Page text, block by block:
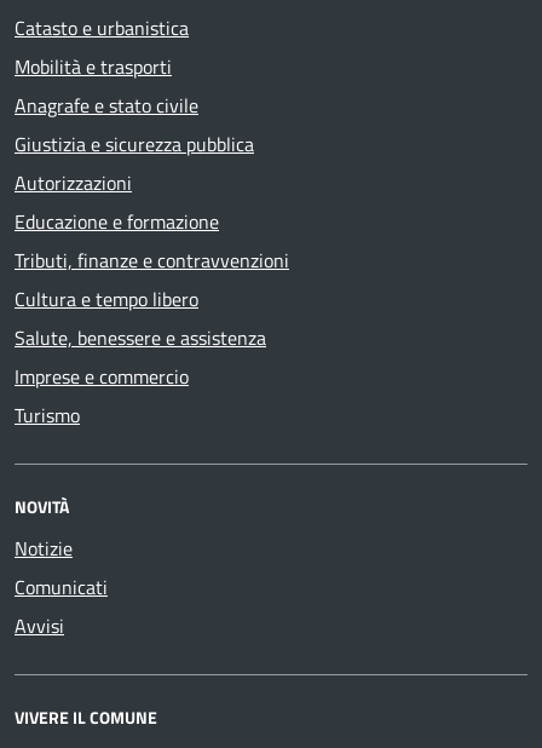
Catasto e urbanistica
Mobilità e trasporti
Anagrafe e stato civile
Giustizia e sicurezza pubblica
Autorizzazioni
Educazione e formazione
Tributi, finanze e contravvenzioni
Cultura e tempo libero
Salute, benessere e assistenza
Imprese e commercio
Turismo
NOVITÀ
Notizie
Comunicati
Avvisi
VIVERE IL COMUNE